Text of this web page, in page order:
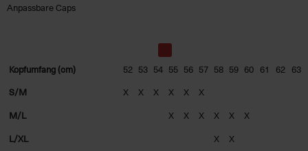
Anpassbare Caps
Kopfumfang (cm) 52 53 54 55 56 57 58 59 60 61 62 63
S/M
X X X X X
X
M/L
X X X X X
X
L/XL
X X